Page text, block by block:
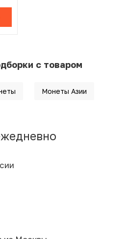
с товаром
Монеты Азии